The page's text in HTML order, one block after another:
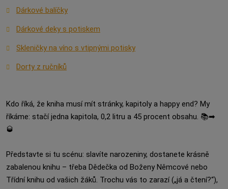
Dárkové balíčky
Dárkové deky s potiskem
Skleničky na víno s vtipnými potisky
Dorty z ručníků
Kdo říká, že kniha musí mít stránky, kapitoly a happy end? My
říkáme: stačí jedna kapitola, 0,2 litru a 45 procent obsahu. 📚➡
🥃
Představte si tu scénu: slavíte narozeniny, dostanete krásně
zabalenou knihu – třeba Dědečka od Boženy Němcové nebo
Třídní knihu od vašich žáků. Trochu vás to zarazí („já a čtení?“),